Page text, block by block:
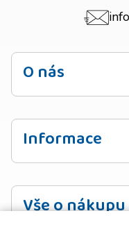
O nás
Kontaktujte nás
Zásady ochrany
Informace
Návod na praní
Vše o nákupu